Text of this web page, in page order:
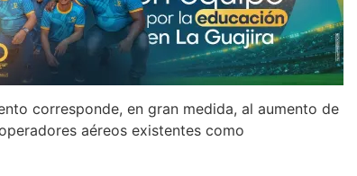
corresponde, en gran medida, al aumento de
aéreos existentes como